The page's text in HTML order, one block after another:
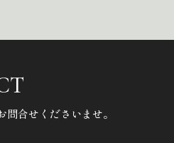
問合せくださいませ。